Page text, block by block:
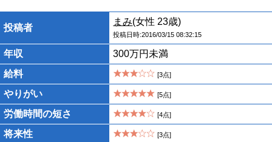
投稿者
まみ(女性 23歳)
投稿日時:2016/03/15 08:32:15
年収
300万円未満
給料
[3点]
やりがい [5点]
労働時間の短さ [4点]
将来性 [3点]